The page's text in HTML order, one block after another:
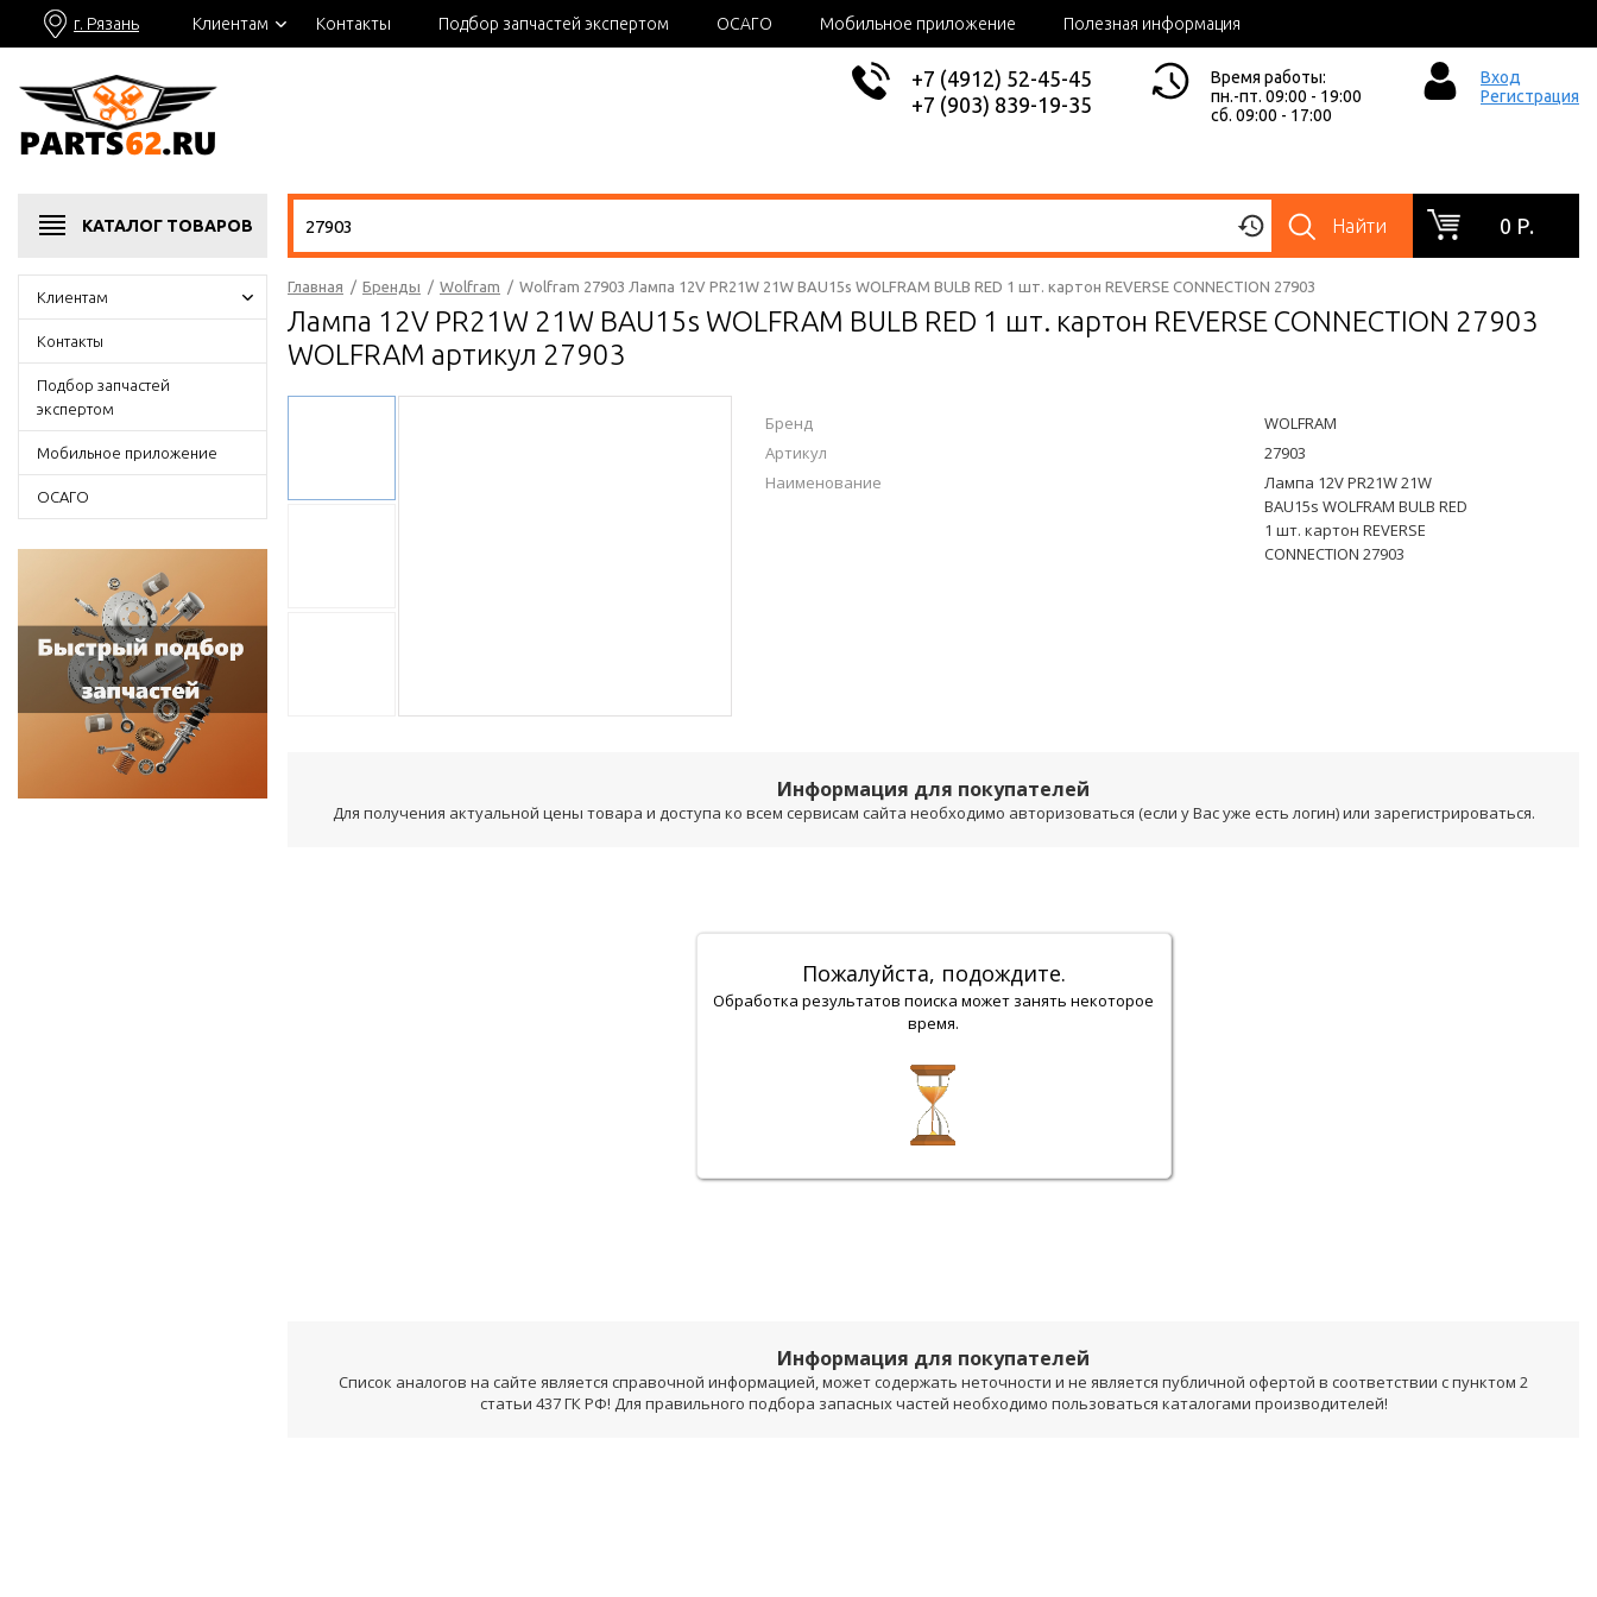
г. Рязань Клиентам Контакты Подбор запчастей экспертом ОСАГО Мобильное приложение Полезная информация
+7 (4912) 52-45-45
+7 (903) 839-19-35
Время работы:
пн.-пт. 09:00 - 19:00
сб. 09:00 - 17:00
Вход
Регистрация
КАТАЛОГ ТОВАРОВ Найти 0 Р.
Клиентам
Контакты
Подбор запчастей
экспертом
Мобильное приложение
ОСАГО
Главная / Бренды / Wolfram / Wolfram 27903 Лампа 12V PR21W 21W BAU15s WOLFRAM BULB RED 1 шт. картон REVERSE CONNECTION 27903
Лампа 12V PR21W 21W BAU15s WOLFRAM BULB RED 1 шт. картон REVERSE CONNECTION 27903
WOLFRAM артикул 27903
Бренд
WOLFRAM
Артикул
27903
Наименование
Лампа 12V PR21W 21W
BAU15s WOLFRAM BULB RED
1 шт. картон REVERSE
CONNECTION 27903
Информация для покупателей
Для получения актуальной цены товара и доступа ко всем сервисам сайта необходимо авторизоваться (если у Вас уже есть логин) или зарегистрироваться.
Пожалуйста, подождите.
Обработка результатов поиска может занять некоторое
время.
Информация для покупателей
Список аналогов на сайте является справочной информацией, может содержать неточности и не является публичной офертой в соответствии с пунктом 2
статьи 437 ГК РФ! Для правильного подбора запасных частей необходимо пользоваться каталогами производителей!